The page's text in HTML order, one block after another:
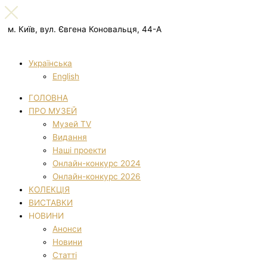
м. Київ, вул. Євгена Коновальця, 44-А
Українська
English
ГОЛОВНА
ПРО МУЗЕЙ
Музей TV
Видання
Наші проекти
Онлайн-конкурс 2024
Онлайн-конкурс 2026
КОЛЕКЦІЯ
ВИСТАВКИ
НОВИНИ
Анонси
Новини
Статті